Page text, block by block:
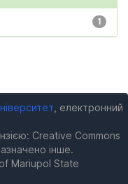
1
, електронний
Creative Commons
інше.
Mariupol State